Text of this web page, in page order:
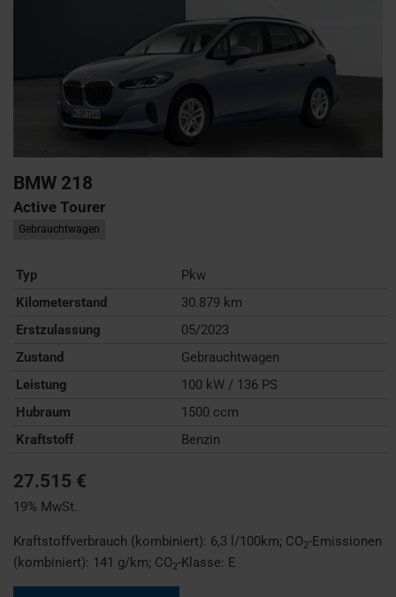
BMW 218
Active Tourer
Gebrauchtwagen
Typ
Pkw
Kilometerstand
30.879 km
Erstzulassung
05/2023
Zustand
Gebrauchtwagen
Leistung
100 kW / 136 PS
Hubraum
1500 ccm
Kraftstoff
Benzin
27.515 €
19% MwSt.
Kraftstoffverbrauch (kombiniert): 6,3 l/100km; CO2-Emissionen
(kombiniert): 141 g/km; CO2-Klasse: E